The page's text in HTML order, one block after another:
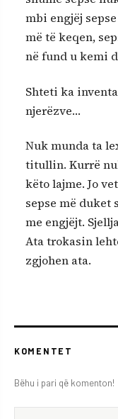
mbi engjëj
më të keqen,
në fund u kemi
Shteti ka
njerëzve…
Nuk munda ta
titullin. Kurrë
këto lajme. Jo
sepse më duket
me engjëjt.
Ata trokasin
zgjohen ata.
KOMENTET
Bëhu i pari që komenton!